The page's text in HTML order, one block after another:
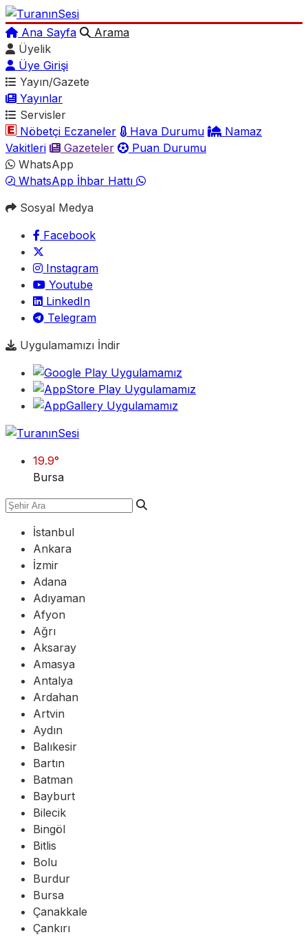
Ana Sayfa
Arama
Üyelik
Üye Girişi
Yayın/Gazete
Yayınlar
Servisler
Nöbetçi Eczaneler
Hava Durumu
Namaz
Vakitleri
Gazeteler
Puan Durumu
WhatsApp
WhatsApp İhbar Hattı
Sosyal Medya
Facebook
Instagram
Youtube
LinkedIn
Telegram
Uygulamamızı İndir
19.9°
Bursa
İstanbul
Ankara
İzmir
Adana
Adıyaman
Afyon
Ağrı
Aksaray
Amasya
Antalya
Ardahan
Artvin
Aydın
Balıkesir
Bartın
Batman
Bayburt
Bilecik
Bingöl
Bitlis
Bolu
Burdur
Bursa
Çanakkale
Çankırı